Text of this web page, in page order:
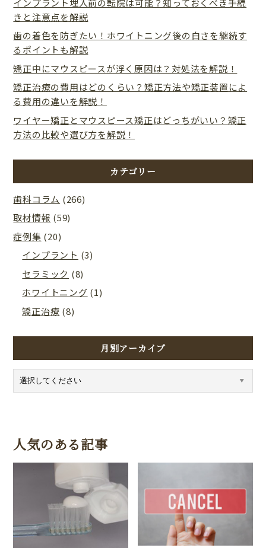
きと注意点を解説
歯の着色を防ぎたい！ホワイトニング後の白さを継続す
るポイントも解説
矯正中にマウスピースが浮く原因は？対処法を解説！
矯正治療の費用はどのくらい？矯正方法や矯正装置によ
る費用の違いを解説！
ワイヤー矯正とマウスピース矯正はどっちがいい？矯正
方法の比較や選び方を解説！
カテゴリー
歯科コラム (266)
取材情報 (59)
症例集 (20)
インプラント (3)
セラミック (8)
ホワイトニング (1)
矯正治療 (8)
月別アーカイブ
人気のある記事